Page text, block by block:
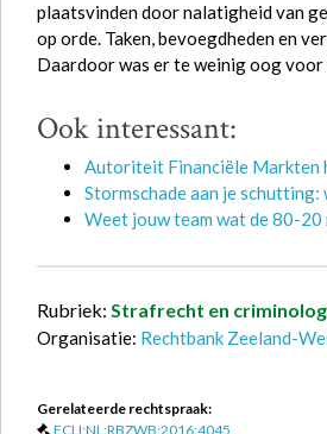
plaatsvinden door nalatigheid van
op orde. Taken, bevoegdheden en
Daardoor was er te weinig oog
Ook interessant:
Autoriteit Financiële Markten
Stormschade aan je
Weet jouw team wat de 80-
Rubriek: Strafrecht en
Organisatie: Rechtbank Zeeland-
Gerelateerde rechtspraak:
ECLI:NL:RBZWB:2016:4045